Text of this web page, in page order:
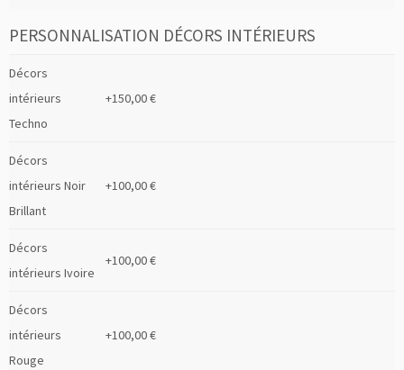
PERSONNALISATION DÉCORS INTÉRIEURS
Décors
intérieurs
Techno
+150,00 €
Décors
intérieurs Noir
Brillant
+100,00 €
Décors
intérieurs Ivoire
+100,00 €
Décors
intérieurs
Rouge
+100,00 €